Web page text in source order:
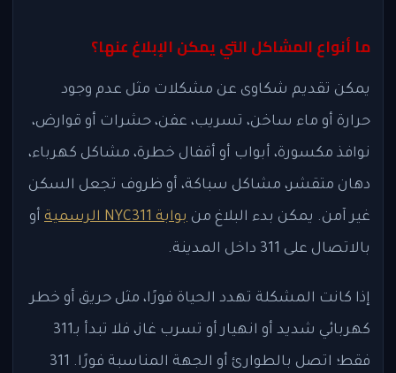
ما أنواع المشاكل التي يمكن الإبلاغ عنها؟
يمكن تقديم شكاوى عن مشكلات مثل عدم وجود
حرارة أو ماء ساخن، تسريب، عفن، حشرات أو قوارض،
نوافذ مكسورة، أبواب أو أقفال خطرة، مشاكل كهرباء،
دهان متقشر، مشاكل سباكة، أو ظروف تجعل السكن
غير آمن. يمكن بدء البلاغ من بوابة NYC311 الرسمية
أو
بالاتصال على 311 داخل المدينة.
إذا كانت المشكلة تهدد الحياة فورًا، مثل حريق أو خطر
كهربائي شديد أو انهيار أو تسرب غاز، فلا تبدأ بـ311
فقط؛ اتصل بالطوارئ أو الجهة المناسبة فورًا. 311